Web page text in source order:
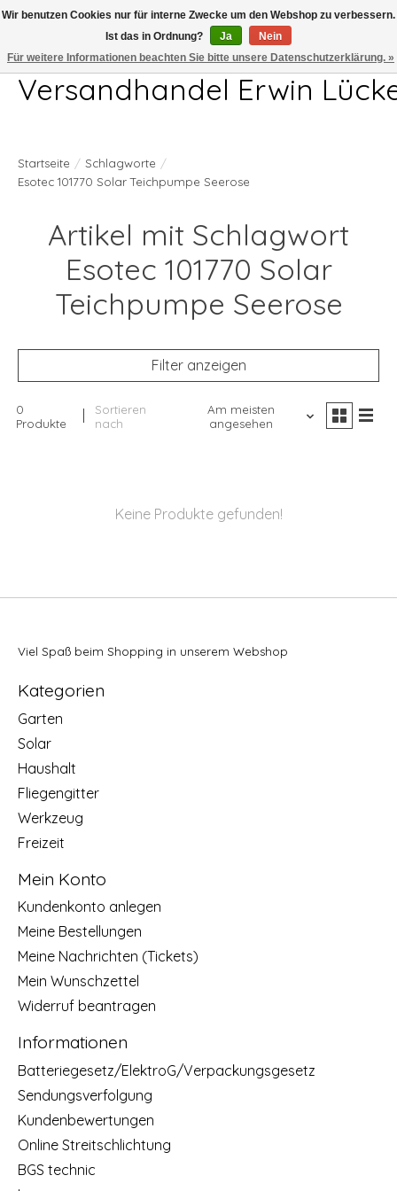
Telefon 04407 715872 MO-DO 7.00-17.00Uhr FR 7.00-13.00Uhr
Versandhandel Erwin
Startseite / Schlagworte /
Esotec 101770 Solar Teichpumpe Seerose
Artikel mit Schlagwort
Esotec 101770 Solar
Teichpumpe Seerose
Filter anzeigen
0
Produkte
Sortieren
nach
Am meisten
angesehen
Keine Produkte gefunden!
Viel Spaß beim Shopping in unserem Webshop
Kategorien
Garten
Solar
Haushalt
Fliegengitter
Werkzeug
Freizeit
Mein Konto
Kundenkonto anlegen
Meine Bestellungen
Meine Nachrichten (Tickets)
Mein Wunschzettel
Widerruf beantragen
Informationen
Batteriegesetz/ElektroG/Verpackungsgesetz
Sendungsverfolgung
Kundenbewertungen
Online Streitschlichtung
BGS technic
Wir benutzen Cookies nur für interne Zwecke um den Webshop zu verbessern.
Ist das in Ordnung?
Ja
Nein
Für weitere Informationen beachten Sie bitte unsere Datenschutzerklärung. »